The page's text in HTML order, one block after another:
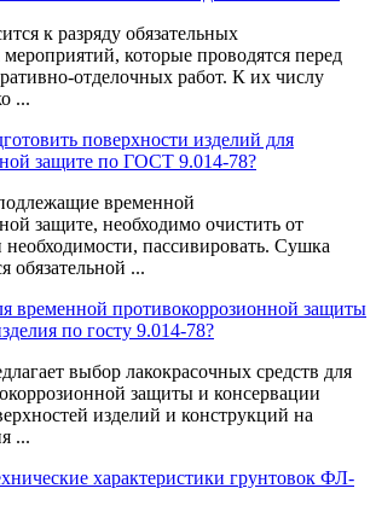
к разряду обязательных
которые проводятся перед
отделочных работ. К их числу
...
поверхности изделий для
защите по ГОСТ 9.014-78?
временной
защите, необходимо очистить от
необходимости, пассивировать. Сушка
обязательной ...
временной противокоррозионной защиты
по госту 9.014-78?
выбор лакокрасочных средств для
защиты и консервации
изделий и конструкций на
...
характеристики грунтовок ФЛ-